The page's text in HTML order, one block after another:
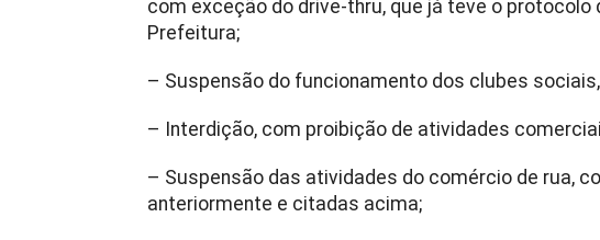
com exceção do drive-thru, que já teve o
Prefeitura;
– Suspensão do funcionamento dos clubes
– Interdição, com proibição de atividades
– Suspensão das atividades do comércio de rua,
anteriormente e citadas acima;